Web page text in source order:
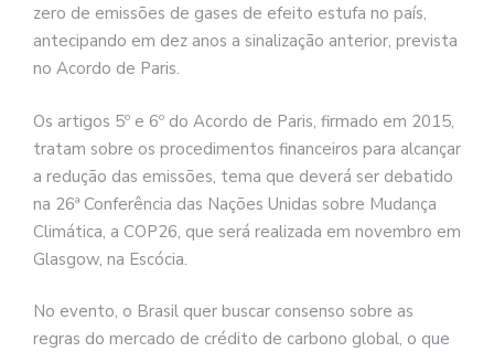
zero de emissões de gases de efeito estufa no país,
antecipando em dez anos a sinalização anterior, prevista
no Acordo de Paris.
Os artigos 5º e 6º do Acordo de Paris, firmado em 2015,
tratam sobre os procedimentos financeiros para alcançar
a redução das emissões, tema que deverá ser debatido
na 26ª Conferência das Nações Unidas sobre Mudança
Climática, a COP26, que será realizada em novembro em
Glasgow, na Escócia.
No evento, o Brasil quer buscar consenso sobre as
regras do mercado de crédito de carbono global, o que